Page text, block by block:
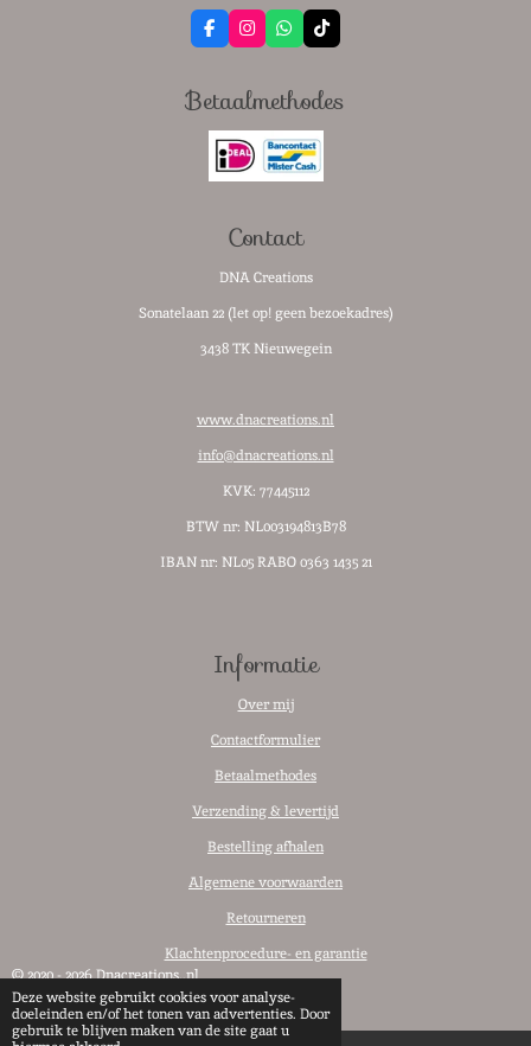
Deze website gebruikt cookies voor analyse-
doeleinden en/of het tonen van advertenties. Door
gebruik te blijven maken van de site gaat u
F
a
b
o
I
n
a
r
a
m
W
h
s
p
p
T
i
o
Betaalmethodes
Contact
DNA Creations
Sonatelaan 22 (let op! geen bezoekadres)
3438 TK Nieuwegein
www.dnacreations.nl
info@dnacreations.nl
KVK: 77445112
BTW nr: NL003194813B78
IBAN nr: NL05 RABO 0363 1435 21
Informatie
Over mij
Contactformulier
Betaalmethodes
Verzending & levertijd
Bestelling afhalen
Algemene voorwaarden
Retourneren
Klachtenprocedure- en garantie
© 2020 - 2026 Dnacreations..nl
Powered byJouwWeb